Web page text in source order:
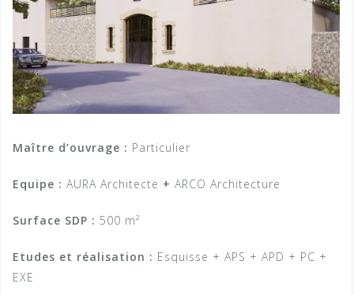
Maître d’ouvrage : Particulier
Equipe : AURA Architecte + ARCO Architecture
Surface SDP : 500 m²
Etudes et réalisation : Esquisse + APS + APD + PC +
EXE